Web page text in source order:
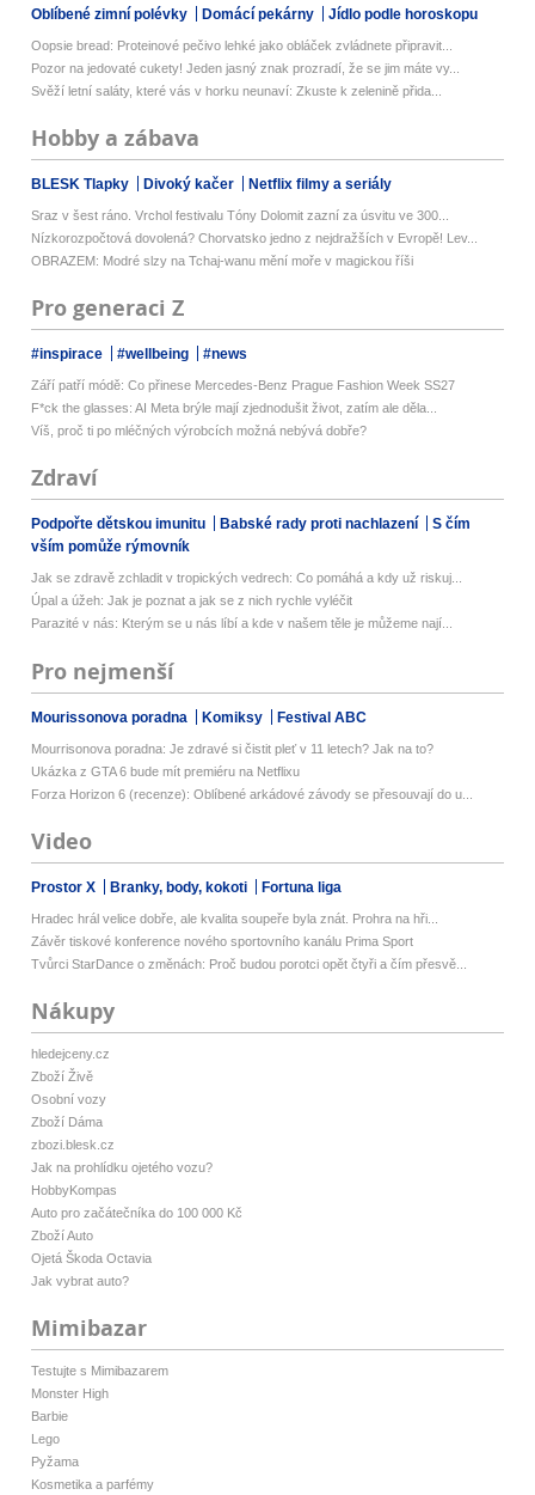
Oblíbené zimní polévky Domácí pekárny Jídlo podle horoskopu
Oopsie bread: Proteinové pečivo lehké jako obláček zvládnete připravit...
Pozor na jedovaté cukety! Jeden jasný znak prozradí, že se jim máte vy...
Svěží letní saláty, které vás v horku neunaví: Zkuste k zelenině přida...
Hobby a zábava
BLESK Tlapky Divoký kačer Netflix filmy a seriály
Sraz v šest ráno. Vrchol festivalu Tóny Dolomit zazní za úsvitu ve 300...
Nízkorozpočtová dovolená? Chorvatsko jedno z nejdražších v Evropě! Lev...
OBRAZEM: Modré slzy na Tchaj-wanu mění moře v magickou říši
Pro generaci Z
#inspirace #wellbeing #news
Září patří módě: Co přinese Mercedes-Benz Prague Fashion Week SS27
F*ck the glasses: AI Meta brýle mají zjednodušit život, zatím ale děla...
Víš, proč ti po mléčných výrobcích možná nebývá dobře?
Zdraví
Podpořte dětskou imunitu Babské rady proti nachlazení
S čím
vším pomůže rýmovník
Jak se zdravě zchladit v tropických vedrech: Co pomáhá a kdy už riskuj...
Úpal a úžeh: Jak je poznat a jak se z nich rychle vyléčit
Parazité v nás: Kterým se u nás líbí a kde v našem těle je můžeme nají...
Pro nejmenší
Mourissonova poradna Komiksy Festival ABC
Mourrisonova poradna: Je zdravé si čistit pleť v 11 letech? Jak na to?
Ukázka z GTA 6 bude mít premiéru na Netflixu
Forza Horizon 6 (recenze): Oblíbené arkádové závody se přesouvají do u...
Video
Prostor X Branky, body, kokoti Fortuna liga
Hradec hrál velice dobře, ale kvalita soupeře byla znát. Prohra na hři...
Závěr tiskové konference nového sportovního kanálu Prima Sport
Tvůrci StarDance o změnách: Proč budou porotci opět čtyři a čím přesvě...
Nákupy
hledejceny.cz
Zboží Živě
Osobní vozy
Zboží Dáma
zbozi.blesk.cz
Jak na prohlídku ojetého vozu?
HobbyKompas
Auto pro začátečníka do 100 000 Kč
Zboží Auto
Ojetá Škoda Octavia
Jak vybrat auto?
Mimibazar
Testujte s Mimibazarem
Monster High
Barbie
Lego
Pyžama
Kosmetika a parfémy